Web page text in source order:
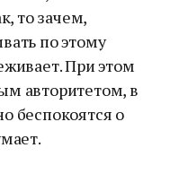
то зачем,
по этому
При этом
авторитетом, в
беспокоятся о